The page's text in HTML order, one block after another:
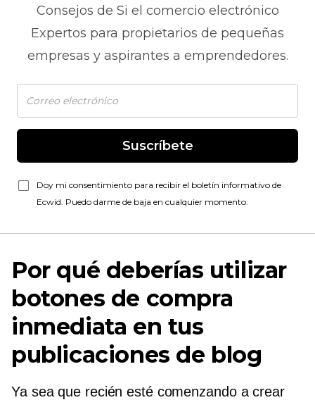
Consejos de Si el comercio electrónico
Expertos para propietarios de pequeñas
empresas y aspirantes a emprendedores.
Suscríbete
Doy mi consentimiento para recibir el boletín informativo de
Ecwid. Puedo darme de baja en cualquier momento.
Por qué deberías utilizar
botones de compra
inmediata en tus
publicaciones de blog
Ya sea que recién esté comenzando a crear